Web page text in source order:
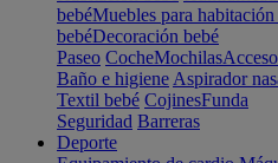
bebéMuebles para habitación
bebéDecoración bebé
Paseo CocheMochilas
Baño e higiene Aspirador
Textil bebé CojinesFunda
Seguridad Barreras
Deporte